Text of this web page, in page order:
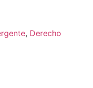
, Derecho